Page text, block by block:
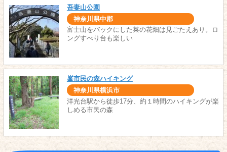
吾妻山公園
神奈川県中郡
富士山をバックにした菜の花畑は見ごたえあり。ロ
ングすべり台も楽しい
峯市民の森ハイキング
神奈川県横浜市
洋光台駅から徒歩17分、約１時間のハイキングが楽
しめる市民の森